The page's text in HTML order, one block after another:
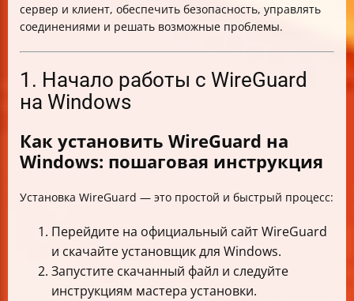
сервер и клиент, обеспечить безопасность, управлять
соединениями и решать возможные проблемы.
1. Начало работы с WireGuard
на Windows
Как установить WireGuard на
Windows: пошаговая инструкция
Установка WireGuard — это простой и быстрый процесс:
Перейдите на официальный сайт WireGuard
и скачайте установщик для Windows.
Запустите скачанный файл и следуйте
инструкциям мастера установки.